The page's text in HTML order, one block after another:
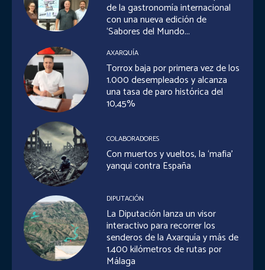
de la gastronomía internacional
con una nueva edición de
‘Sabores del Mundo...
AXARQUÍA
Torrox baja por primera vez de los
1.000 desempleados y alcanza
una tasa de paro histórica del
10,45%
COLABORADORES
Con muertos y vueltos, la ‘mafia’
yanqui contra España
DIPUTACIÓN
La Diputación lanza un visor
interactivo para recorrer los
senderos de la Axarquía y más de
1.400 kilómetros de rutas por
Málaga